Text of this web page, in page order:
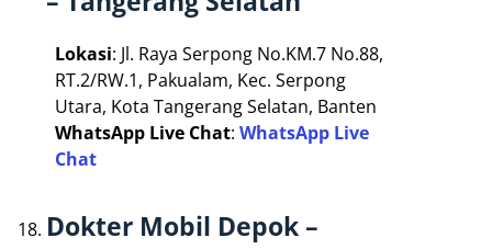
Lokasi: Jl. Raya Serpong No.KM.7 No.88,
RT.2/RW.1, Pakualam, Kec. Serpong
Utara, Kota Tangerang Selatan, Banten
WhatsApp Live Chat: WhatsApp Live
Chat
Dokter Mobil Depok –